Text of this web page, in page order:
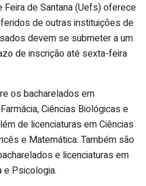
Feira de Santana (Uefs) oferece
de outras instituições de
devem se submeter a um
de inscrição até sexta-feira
os bacharelados em
Ciências Biológicas e
de licenciaturas em Ciências
e Matemática. Também são
e licenciaturas em
e Psicologia.